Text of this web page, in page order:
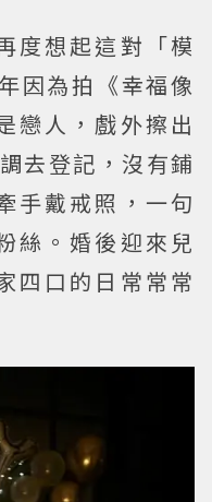
度想起這對「模
因為拍《幸福像
戀人，戲外擦出
去登記，沒有鋪
手戴戒照，一句
絲。婚後迎來兒
四口的日常常常